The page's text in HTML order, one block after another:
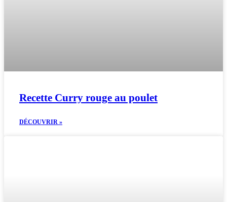
Recette Curry rouge au poulet
DÉCOUVRIR »